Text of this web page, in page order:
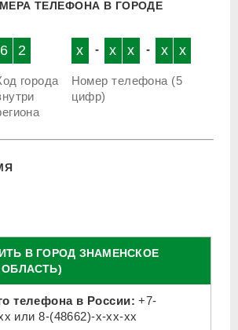
ТЕЛЕФОНА В ГОРОДЕ
6 2
города
x - x x - x x
Номер телефона (5
цифр)
В ГОРОД ЗНАМЕНСКОЕ
телефона в России: +7-
или8-(48662)-x-xx-xx